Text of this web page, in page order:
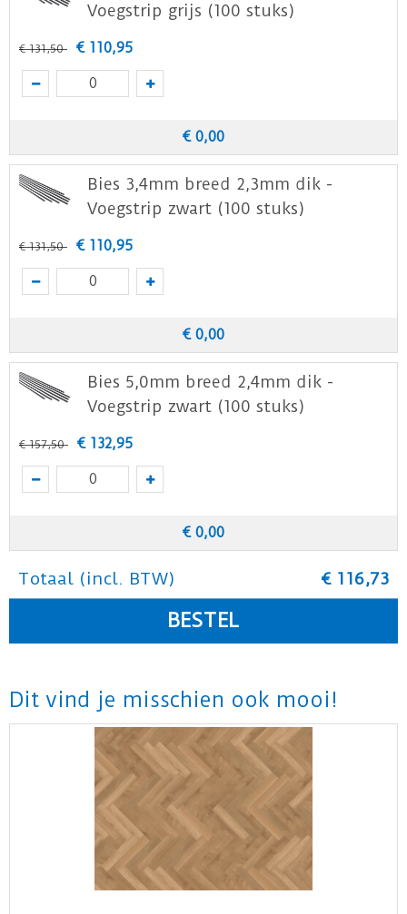
Voegstrip grijs (100 stuks)
€ 131,50 € 110,95
€ 0,00
Bies 3,4mm breed 2,3mm dik -
Voegstrip zwart (100 stuks)
€ 131,50 € 110,95
€ 0,00
Bies 5,0mm breed 2,4mm dik -
Voegstrip zwart (100 stuks)
€ 157,50 € 132,95
€ 0,00
Totaal (incl. BTW) € 116,73
Dit vind je misschien ook mooi!